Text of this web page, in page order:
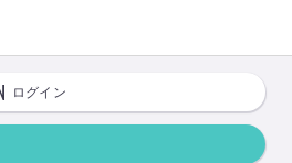
ログイン